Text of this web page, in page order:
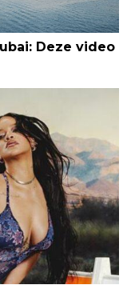
Deze video